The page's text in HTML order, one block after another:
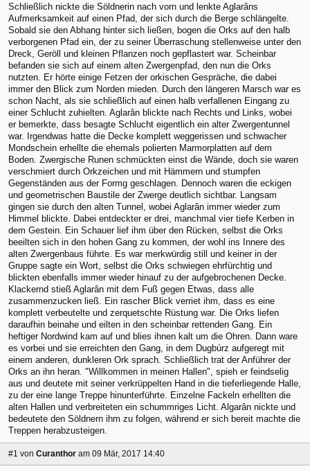
Schließlich nickte die Söldnerin nach vorn und lenkte Aglarâns
Aufmerksamkeit auf einen Pfad, der sich durch die Berge schlängelte.
Sobald sie den Abhang hinter sich ließen, bogen die Orks auf den halb
verborgenen Pfad ein, der zu seiner Überraschung stellenweise unter den
Dreck, Geröll und kleinen Pflanzen noch gepflastert war. Scheinbar
befanden sie sich auf einem alten Zwergenpfad, den nun die Orks
nutzten. Er hörte einige Fetzen der orkischen Gespräche, die dabei
immer den Blick zum Norden mieden. Durch den längeren Marsch war es
schon Nacht, als sie schließlich auf einen halb verfallenen Eingang zu
einer Schlucht zuhielten. Aglarân blickte nach Rechts und Links, wobei
er bemerkte, dass besagte Schlucht eigentlich ein alter Zwergentunnel
war. Irgendwas hatte die Decke komplett weggerissen und schwacher
Mondschein erhellte die ehemals polierten Marmorplatten auf dem
Boden. Zwergische Runen schmückten einst die Wände, doch sie waren
verschmiert durch Orkzeichen und mit Hämmern und stumpfen
Gegenständen aus der Formg geschlagen. Dennoch waren die eckigen
und geometrischen Baustile der Zwerge deutlich sichtbar. Langsam
gingen sie durch den alten Tunnel, wobei Aglarân immer wieder zum
Himmel blickte. Dabei entdeckter er drei, manchmal vier tiefe Kerben in
dem Gestein. Ein Schauer lief ihm über den Rücken, selbst die Orks
beeilten sich in den hohen Gang zu kommen, der wohl ins Innere des
alten Zwergenbaus führte. Es war merkwürdig still und keiner in der
Gruppe sagte ein Wort, selbst die Orks schwiegen ehrfürchtig und
blickten ebenfalls immer wieder hinauf zu der aufgebrochenen Decke.
Klackernd stieß Aglarân mit dem Fuß gegen Etwas, dass alle
zusammenzucken ließ. Ein rascher Blick verriet ihm, dass es eine
komplett verbeutelte und zerquetschte Rüstung war. Die Orks liefen
daraufhin beinahe und eilten in den scheinbar rettenden Gang. Ein
heftiger Nordwind kam auf und blies ihnen kalt um die Ohren. Dann ware
es vorbei und sie erreichten den Gang, in dem Dugbúrz aufgeregt mit
einem anderen, dunkleren Ork sprach. Schließlich trat der Anführer der
Orks an ihn heran. "Willkommen in meinen Hallen", spieh er feindselig
aus und deutete mit seiner verkrüppelten Hand in die tieferliegende Halle,
zu der eine lange Treppe hinunterführte. Einzelne Fackeln erhellten die
alten Hallen und verbreiteten ein schummriges Licht. Algarân nickte und
bedeutete den Söldnern ihm zu folgen, während er sich bereit machte die
Treppen herabzusteigen.
#1 von Curanthor am 09 Mär, 2017 14:40